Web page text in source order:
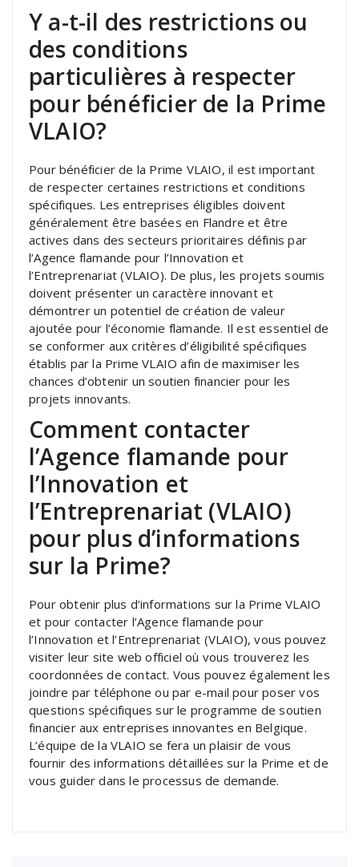
Y a-t-il des restrictions ou
des conditions
particulières à respecter
pour bénéficier de la Prime
VLAIO?
Pour bénéficier de la Prime VLAIO, il est important
de respecter certaines restrictions et conditions
spécifiques. Les entreprises éligibles doivent
généralement être basées en Flandre et être
actives dans des secteurs prioritaires définis par
l’Agence flamande pour l’Innovation et
l’Entreprenariat (VLAIO). De plus, les projets soumis
doivent présenter un caractère innovant et
démontrer un potentiel de création de valeur
ajoutée pour l’économie flamande. Il est essentiel de
se conformer aux critères d’éligibilité spécifiques
établis par la Prime VLAIO afin de maximiser les
chances d’obtenir un soutien financier pour les
projets innovants.
Comment contacter
l’Agence flamande pour
l’Innovation et
l’Entreprenariat (VLAIO)
pour plus d’informations
sur la Prime?
Pour obtenir plus d’informations sur la Prime VLAIO
et pour contacter l’Agence flamande pour
l’Innovation et l’Entreprenariat (VLAIO), vous pouvez
visiter leur site web officiel où vous trouverez les
coordonnées de contact. Vous pouvez également les
joindre par téléphone ou par e-mail pour poser vos
questions spécifiques sur le programme de soutien
financier aux entreprises innovantes en Belgique.
L’équipe de la VLAIO se fera un plaisir de vous
fournir des informations détaillées sur la Prime et de
vous guider dans le processus de demande.